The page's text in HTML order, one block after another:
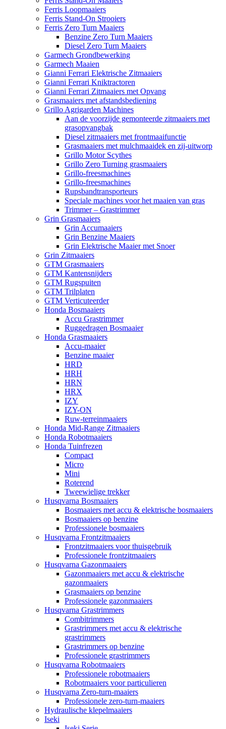
Ferris Loopmaaiers
Ferris Stand-On Strooiers
Ferris Zero Turn Maaiers
Benzine Zero Turn Maaiers
Diesel Zero Turn Maaiers
Garmech Grondbewerking
Garmech Maaien
Gianni Ferrari Elektrische Zitmaaiers
Gianni Ferrari Kniktractoren
Gianni Ferrari Zitmaaiers met Opvang
Grasmaaiers met afstandsbediening
Grillo Agrigarden Machines
Aan de voorzijde gemonteerde zitmaaiers met
grasopvangbak
Diesel zitmaaiers met frontmaaifunctie
Grasmaaiers met mulchmaaidek en zij-uitworp
Grillo Motor Scythes
Grillo Zero Turning grasmaaiers
Grillo-freesmachines
Grillo-freesmachines
Rupsbandtransporteurs
Speciale machines voor het maaien van gras
Trimmer – Grastrimmer
Grin Grasmaaiers
Grin Accumaaiers
Grin Benzine Maaiers
Grin Elektrische Maaier met Snoer
Grin Zitmaaiers
GTM Grasmaaiers
GTM Kantensnijders
GTM Rugspuiten
GTM Trilplaten
GTM Verticuteerder
Honda Bosmaaiers
Accu Grastrimmer
Ruggedragen Bosmaaier
Honda Grasmaaiers
Accu-maaier
Benzine maaier
HRD
HRH
HRN
HRX
IZY
IZY-ON
Ruw-terreinmaaiers
Honda Mid-Range Zitmaaiers
Honda Robotmaaiers
Honda Tuinfrezen
Compact
Micro
Mini
Roterend
Tweewielige trekker
Husqvarna Bosmaaiers
Bosmaaiers met accu & elektrische bosmaaiers
Bosmaaiers op benzine
Professionele bosmaaiers
Husqvarna Frontzitmaaiers
Frontzitmaaiers voor thuisgebruik
Professionele frontzitmaaiers
Husqvarna Gazonmaaiers
Gazonmaaiers met accu & elektrische
gazonmaaiers
Grasmaaiers op benzine
Professionele gazonmaaiers
Husqvarna Grastrimmers
Combitrimmers
Grastrimmers met accu & elektrische
grastrimmers
Grastrimmers op benzine
Professionele grastrimmers
Husqvarna Robotmaaiers
Professionele robotmaaiers
Robotmaaiers voor particulieren
Husqvarna Zero-turn-maaiers
Professionele zero-turn-maaiers
Hydraulische klepelmaaiers
Iseki